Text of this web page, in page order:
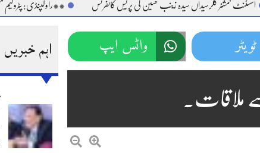
کمشنر کلرسیداں سیدہ زینب حسین کی پریس کانفرنس **راولپنڈی: پٹرولیم
اہم خبریں ٹویٹر واٹس ایپ
ملاقات۔